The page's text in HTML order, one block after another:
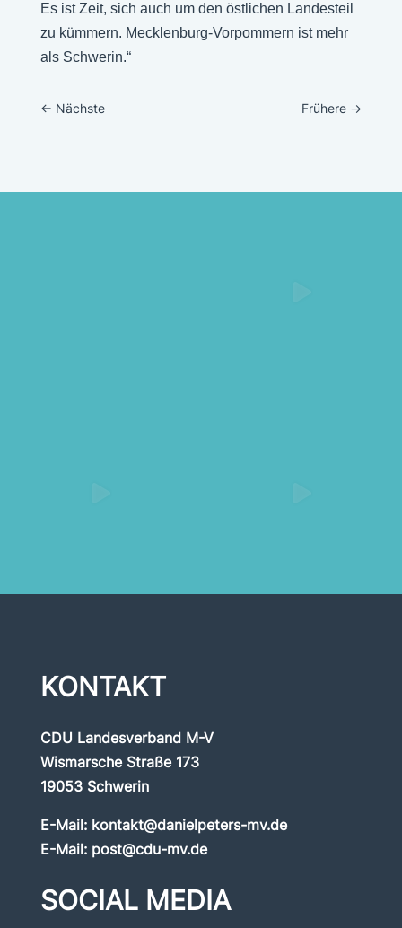
Es ist Zeit, sich auch um den östlichen Landesteil
zu kümmern. Mecklenburg-Vorpommern ist mehr
als Schwerin.“
← Nächste Frühere →
KONTAKT
CDU Landesverband M-V
Wismarsche Straße 173
19053 Schwerin
E-Mail: kontakt@danielpeters-mv.de
E-Mail: post@cdu-mv.de
SOCIAL MEDIA